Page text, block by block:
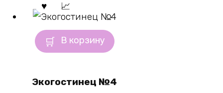
В корзину
Экогостинец №4